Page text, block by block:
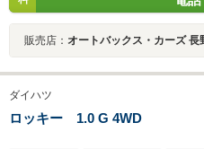
販売店： オートバックス・カーズ 長
ダイハツ
ロッキー 1.0 G 4WD